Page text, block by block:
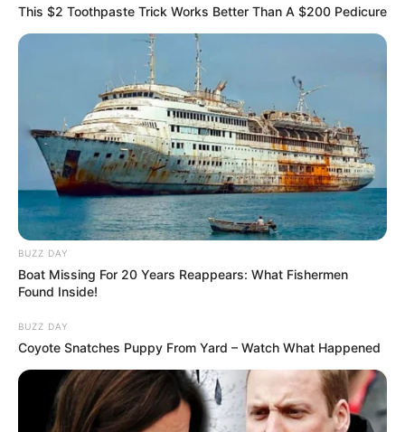
This $2 Toothpaste Trick Works Better Than A $200 Pedicure
BUZZ DAY
Boat Missing For 20 Years Reappears: What Fishermen
Found Inside!
BUZZ DAY
Coyote Snatches Puppy From Yard – Watch What Happened